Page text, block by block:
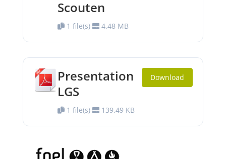
Scouten
1 file(s) 4.48 MB
Presentation
LGS
1 file(s) 139.49 KB
Download